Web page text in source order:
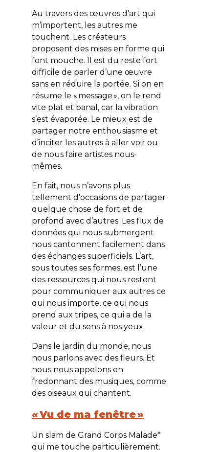
Au travers des œuvres d’art qui
m’importent, les autres me
touchent. Les créateurs
proposent des mises en forme qui
font mouche. Il est du reste fort
difficile de parler d’une œuvre
sans en réduire la portée. Si on en
résume le « message », on le rend
vite plat et banal, car la vibration
s’est évaporée. Le mieux est de
partager notre enthousiasme et
d’inciter les autres à aller voir ou
de nous faire artistes nous-
mêmes.
En fait, nous n’avons plus
tellement d’occasions de partager
quelque chose de fort et de
profond avec d’autres. Les flux de
données qui nous submergent
nous cantonnent facilement dans
des échanges superficiels. L’art,
sous toutes ses formes, est l’une
des ressources qui nous restent
pour communiquer aux autres ce
qui nous importe, ce qui nous
prend aux tripes, ce qui a de la
valeur et du sens à nos yeux.
Dans le jardin du monde, nous
nous parlons avec des fleurs. Et
nous nous appelons en
fredonnant des musiques, comme
des oiseaux qui chantent.
« Vu de ma fenêtre »
Un slam de Grand Corps Malade*
qui me touche particulièrement.